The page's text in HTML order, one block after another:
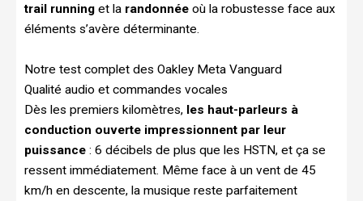
trail running et la randonnée où la robustesse face aux
éléments s’avère déterminante.
Notre test complet des Oakley Meta Vanguard
Qualité audio et commandes vocales
Dès les premiers kilomètres, les haut-parleurs à
conduction ouverte impressionnent par leur
puissance : 6 décibels de plus que les HSTN, et ça se
ressent immédiatement. Même face à un vent de 45
km/h en descente, la musique reste parfaitement